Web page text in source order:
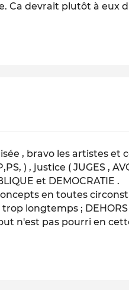
Ca devrait plutôt à eux
, bravo les artistes et
) , justice ( JUGES ,
et DEMOCRATIE .
en toutes
longtemps ;
n'est pas pourri en